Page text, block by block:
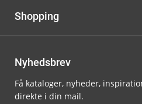
Shopping
Nyhedsbrev
Få kataloger, nyheder,
direkte i din mail.